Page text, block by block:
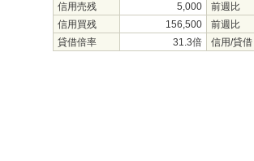
信用売残
5,000
前週比
信用買残
156,500
前週比
貸借倍率
31.3倍 信用/貸借